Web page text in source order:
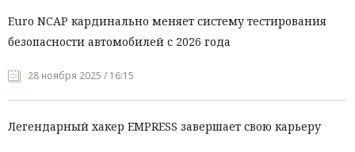
Euro NCAP кардинально меняет систему тестирования
безопасности автомобилей с 2026 года
28 ноября 2025 / 16:15
Легендарный хакер EMPRESS завершает свою карьеру